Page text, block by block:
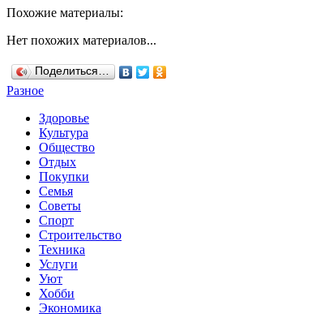
Похожие материалы:
Нет похожих материалов...
Поделиться…
Разное
Здоровье
Культура
Общество
Отдых
Покупки
Семья
Советы
Спорт
Строительство
Техника
Услуги
Уют
Хобби
Экономика